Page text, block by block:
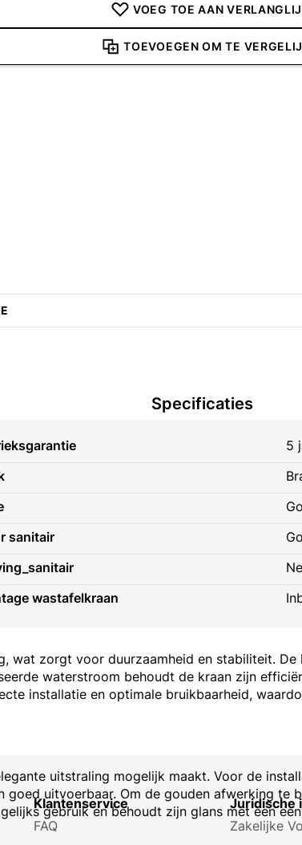
VOEG TOE AAN
TOEVOEGEN OM TE
Specificaties
5
sanitair
wastafelkraan
wat zorgt voor duurzaamheid en stabiliteit. De
waterstroom behoudt de kraan zijn
installatie en optimale bruikbaarheid,
uitstraling mogelijk maakt. Voor de
uitvoerbaar. Om de gouden afwerking te
gebruik en behoudt zijn glans met een
Klantenservice
FAQ
Juridische
Zakelijke